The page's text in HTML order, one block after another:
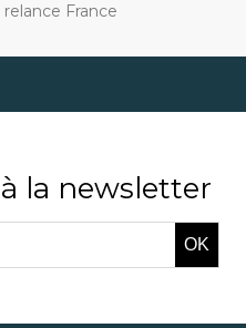
France
la newsletter
OK